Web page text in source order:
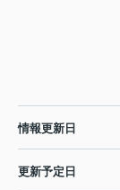
情報更新日
更新予定日